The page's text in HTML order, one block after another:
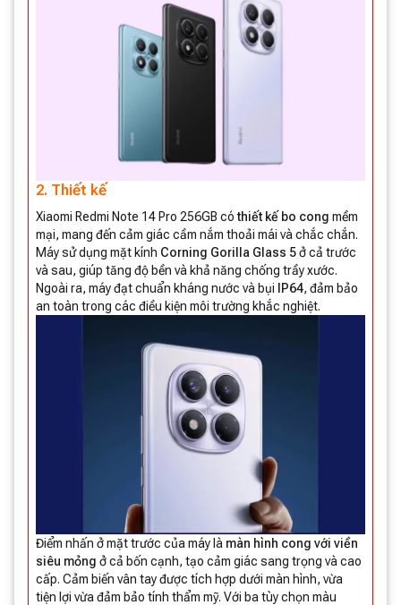
2. Thiết kế
Xiaomi Redmi Note 14 Pro 256GB cóthiết kế bo cong mềm
mại, mang đến cảm giác cầm nắm thoải mái và chắc chắn.
Máy sử dụng mặt kính Corning Gorilla Glass 5ở cả trước
và sau, giúp tăng độ bền và khả năng chống trầy xước.
Ngoài ra, máy đạt chuẩn kháng nước và bụi IP64, đảm bảo
an toàn trong các điều kiện môi trường khắc nghiệt.
Điểm nhấn ở mặt trước của máy là màn hình cong với viền
siêu mỏng ở cả bốn cạnh, tạo cảm giác sang trọng và cao
cấp. Cảm biến vân tay được tích hợp dưới màn hình, vừa
tiện lợi vừa đảm bảo tính thẩm mỹ. Với ba tùy chọn màu